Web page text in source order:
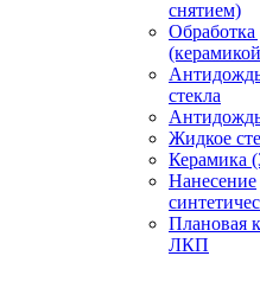
снятием)
Обработка
стекла
Жидкое
Керамика
Нанесение
Плановая
ЛКП